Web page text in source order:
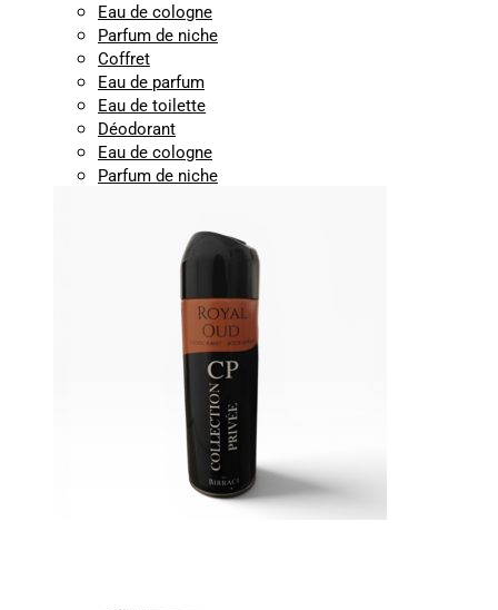
Eau de cologne
Parfum de niche
Coffret
Eau de parfum
Eau de toilette
Déodorant
Eau de cologne
Parfum de niche